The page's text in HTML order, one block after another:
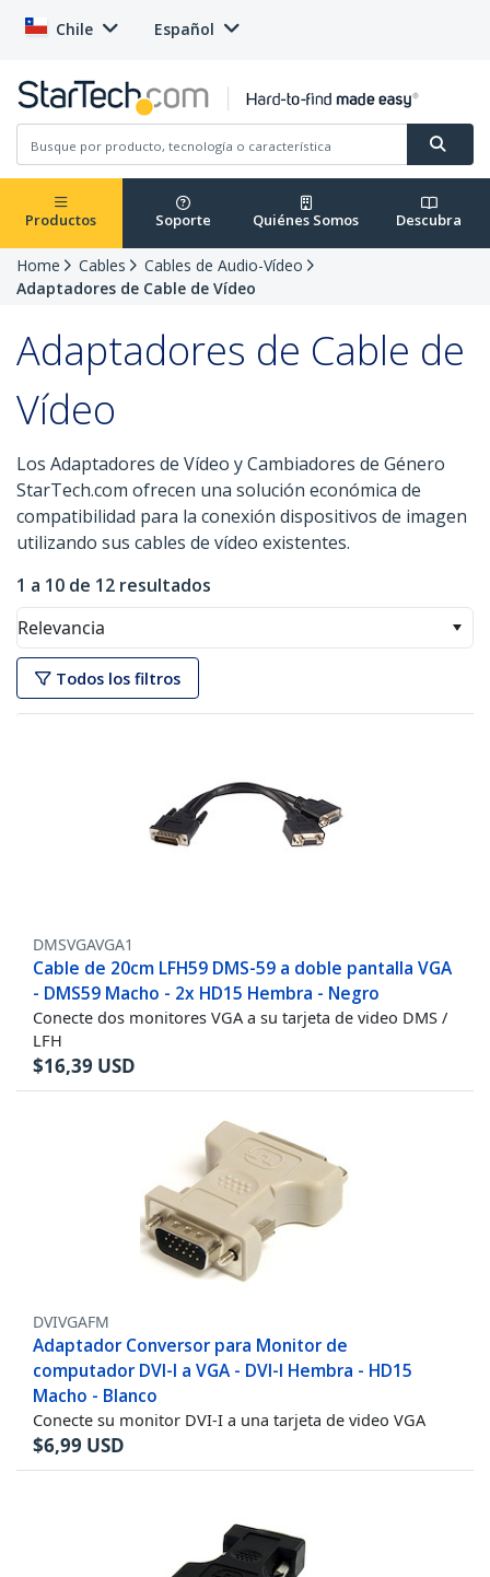
Chile Español
Productos Soporte Quiénes Somos Descubra
Home Cables
Cables de Audio-Vídeo
Adaptadores de Cable de Vídeo
Adaptadores de Cable de
Vídeo
Los Adaptadores de Vídeo y Cambiadores de Género
StarTech.com ofrecen una solución económica de
compatibilidad para la conexión dispositivos de imagen
utilizando sus cables de vídeo existentes.
1 a 10 de 12 resultados
Relevancia
Todos los filtros
DMSVGAVGA1
Cable de 20cm LFH59 DMS-59 a doble pantalla VGA
- DMS59 Macho - 2x HD15 Hembra - Negro
Conecte dos monitores VGA a su tarjeta de video DMS /
LFH
$16,39 USD
DVIVGAFM
Adaptador Conversor para Monitor de
computador DVI-I a VGA - DVI-I Hembra - HD15
Macho - Blanco
Conecte su monitor DVI-I a una tarjeta de video VGA
$6,99 USD